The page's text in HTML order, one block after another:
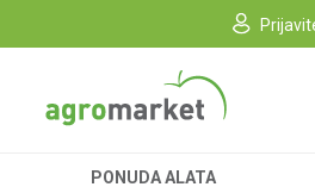
PONUDA ALATA